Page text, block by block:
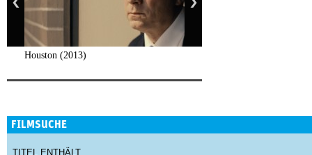
Houston (2013)
FILMSUCHE
TITEL ENTHÄLT